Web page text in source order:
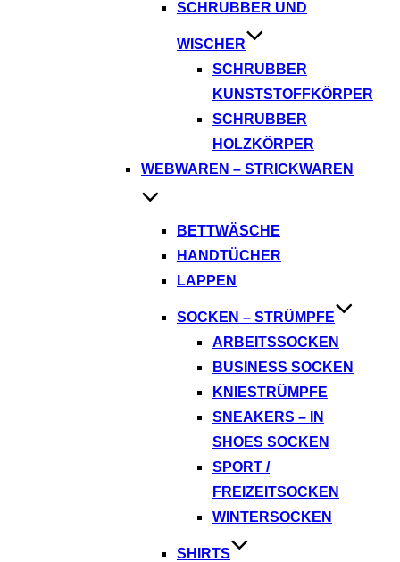
SCHRUBBER UND
WISCHER
SCHRUBBER
KUNSTSTOFFKÖRPER
SCHRUBBER
HOLZKÖRPER
WEBWAREN – STRICKWAREN
BETTWÄSCHE
HANDTÜCHER
LAPPEN
SOCKEN – STRÜMPFE
ARBEITSSOCKEN
BUSINESS SOCKEN
KNIESTRÜMPFE
SNEAKERS – IN
SHOES SOCKEN
SPORT /
FREIZEITSOCKEN
WINTERSOCKEN
SHIRTS